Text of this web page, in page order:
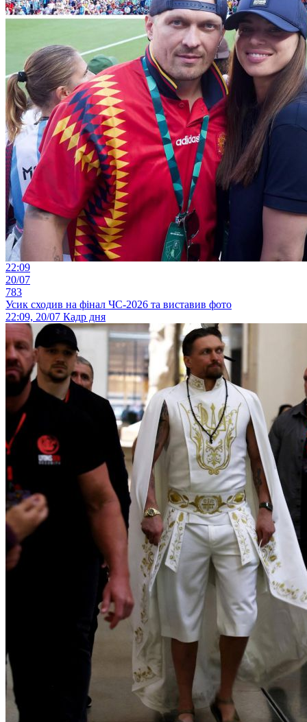
22:09
20/07
783
Усик сходив на фінал ЧС-2026 та виставив фото
22:09, 20/07 Кадр дня